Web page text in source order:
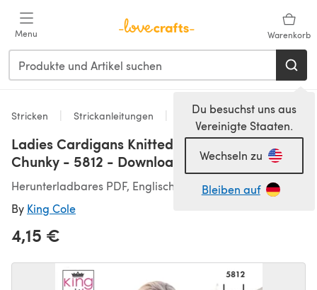
Menu Warenkorb
Du besuchst uns aus
Vereinigte Staaten.
Wechseln zu
Bleiben auf
Stricken Strickanleitungen Strickjacken
Ladies Cardigans Knitted in King Cole Autumn
Chunky - 5812 - Downloadable PDF
Herunterladbares PDF, Englisch
By King Cole
4,15 €